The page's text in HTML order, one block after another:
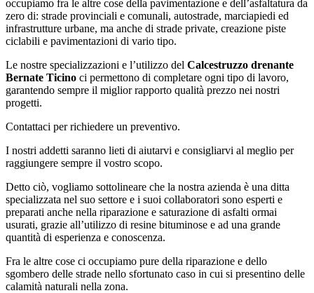
occupiamo fra le altre cose della pavimentazione e dell’asfaltatura da
zero di: strade provinciali e comunali, autostrade, marciapiedi ed
infrastrutture urbane, ma anche di strade private, creazione piste
ciclabili e pavimentazioni di vario tipo.
Le nostre specializzazioni e l’utilizzo del Calcestruzzo drenante
Bernate Ticino ci permettono di completare ogni tipo di lavoro,
garantendo sempre il miglior rapporto qualità prezzo nei nostri
progetti.
Contattaci per richiedere un preventivo.
I nostri addetti saranno lieti di aiutarvi e consigliarvi al meglio per
raggiungere sempre il vostro scopo.
Detto ciò, vogliamo sottolineare che la nostra azienda è una ditta
specializzata nel suo settore e i suoi collaboratori sono esperti e
preparati anche nella riparazione e saturazione di asfalti ormai
usurati, grazie all’utilizzo di resine bituminose e ad una grande
quantità di esperienza e conoscenza.
Fra le altre cose ci occupiamo pure della riparazione e dello
sgombero delle strade nello sfortunato caso in cui si presentino delle
calamità naturali nella zona.